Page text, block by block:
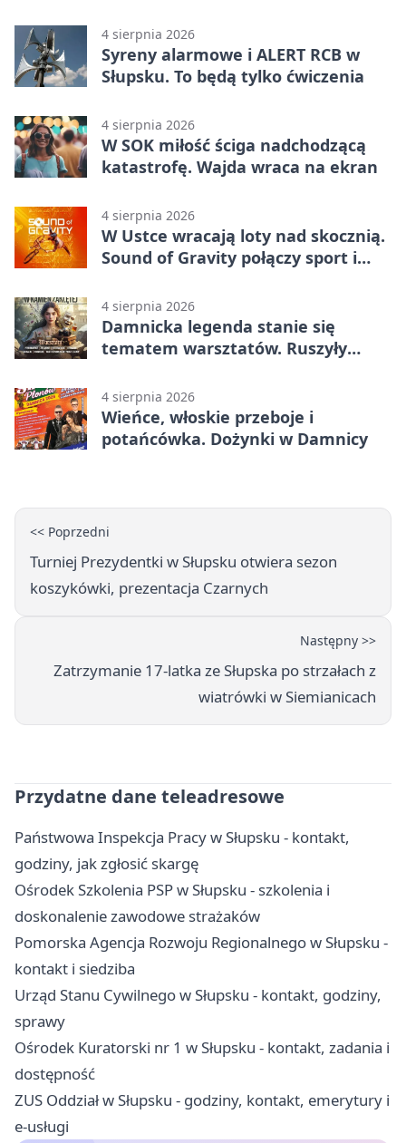
4 sierpnia 2026
Syreny alarmowe i ALERT RCB w
Słupsku. To będą tylko ćwiczenia
4 sierpnia 2026
W SOK miłość ściga nadchodzącą
katastrofę. Wajda wraca na ekran
4 sierpnia 2026
W Ustce wracają loty nad skocznią.
Sound of Gravity połączy sport i
4 sierpnia 2026
Damnicka legenda stanie się
tematem warsztatów. Ruszyły
4 sierpnia 2026
Wieńce, włoskie przeboje i
potańcówka. Dożynki w Damnicy
<< Poprzedni
Turniej Prezydentki w Słupsku otwiera sezon
koszykówki, prezentacja Czarnych
Następny >>
Zatrzymanie 17-latka ze Słupska po strzałach z
wiatrówki w Siemianicach
Przydatne dane teleadresowe
Państwowa Inspekcja Pracy w Słupsku - kontakt,
godziny, jak zgłosić skargę
Ośrodek Szkolenia PSP w Słupsku - szkolenia i
doskonalenie zawodowe strażaków
Pomorska Agencja Rozwoju Regionalnego w Słupsku -
kontakt i siedziba
Urząd Stanu Cywilnego w Słupsku - kontakt, godziny,
sprawy
Ośrodek Kuratorski nr 1 w Słupsku - kontakt, zadania i
dostępność
ZUS Oddział w Słupsku - godziny, kontakt, emerytury i
e-usługi